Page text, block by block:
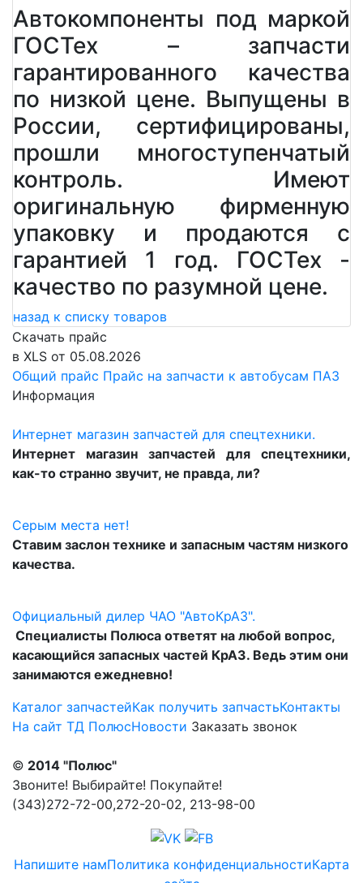
Автокомпоненты под маркой
ГОСТех – запчасти
гарантированного качества
по низкой цене. Выпущены в
России, сертифицированы,
прошли многоступенчатый
контроль. Имеют
оригинальную фирменную
упаковку и продаются с
гарантией 1 год. ГОСТех -
качество по разумной цене.
назад к списку товаров
Скачать прайс
в XLS от 05.08.2026
Общий прайс Прайс на запчасти к автобусам ПАЗ
Информация
Интернет магазин запчастей для спецтехники.
Интернет магазин запчастей для спецтехники,
как-то странно звучит, не правда, ли?
Серым места нет!
Ставим заслон технике и запасным частям низкого
качества.
Официальный дилер ЧАО "АвтоКрАЗ".
Специалисты Полюса ответят на любой вопрос,
касающийся запасных частей КрАЗ. Ведь этим они
занимаются ежедневно!
Каталог запчастейКак получить запчастьКонтакты
На сайт ТД ПолюсНовости Заказать звонок
© 2014 "Полюс"
Звоните! Выбирайте! Покупайте!
(343)272-72-00,272-20-02, 213-98-00
Напишите намПолитика конфиденциальностиКарта